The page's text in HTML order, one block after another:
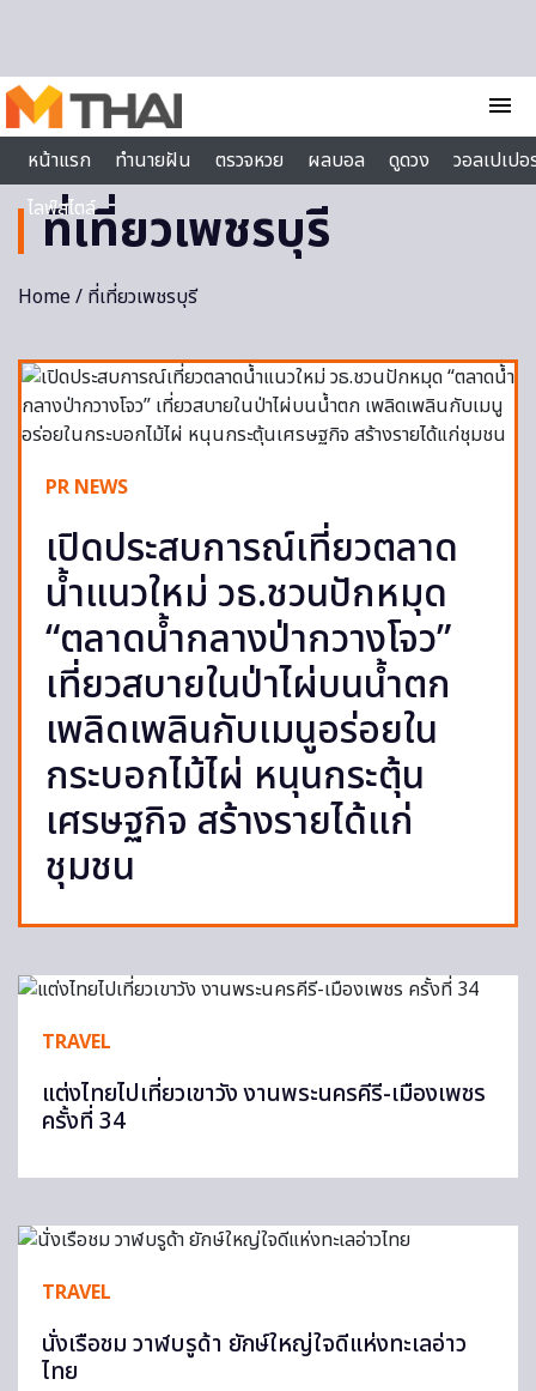
menu
หน้าแรก
ทำนายฝัน ตรวจหวย ผลบอล ดูดวง
วอลเปเป
ไลฟ์สไตล์
ที่เที่ยวเพชรบุรี
Home/ ที่เที่ยวเพชรบุรี
PR NEWS
เปิดประสบการณ์เที่ยวตลาด
น้ำแนวใหม่ วธ.ชวนปักหมุด
“ตลาดน้ำกลางป่ากวางโจว”
เที่ยวสบายในป่าไผ่บนน้ำตก
เพลิดเพลินกับเมนูอร่อยใน
กระบอกไม้ไผ่ หนุนกระตุ้น
เศรษฐกิจ สร้างรายได้แก่
ชุมชน
TRAVEL
แต่งไทยไปเที่ยวเขาวัง งานพระนครคีรี-เมืองเพชร
ครั้งที่ 34
TRAVEL
นั่งเรือชม วาฬบรูด้า ยักษ์ใหญ่ใจดีแห่งทะเลอ่าว
ไทย